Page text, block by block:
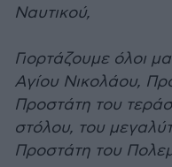
Ναυτικού,
Γιορτάζουμε όλοι
Αγίου Νικολάου,
Προστάτη του
στόλου, του
Προστάτη του